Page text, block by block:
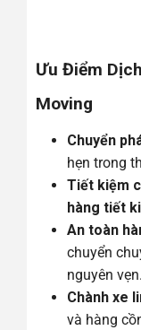
Ưu Điểm
Moving
Chuyển
hẹn trong
Tiết kiệm
hàng tiết
An toàn
chuyển
nguyên vẹn.
Chành xe
và hàng